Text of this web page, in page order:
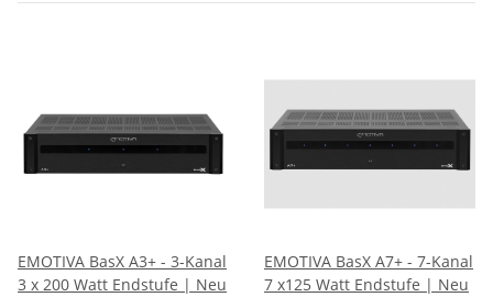
EMOTIVA BasX A3+ - 3-Kanal
3 x 200 Watt Endstufe | Neu
EMOTIVA BasX A7+ - 7-Kanal
7 x125 Watt Endstufe | Neu